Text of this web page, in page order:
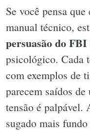
Se você pensa
manual técnico,
persuasão do FBI
psicológico. Cada
com exemplos de
parecem saídos
tensão é palpável.
sugado mais